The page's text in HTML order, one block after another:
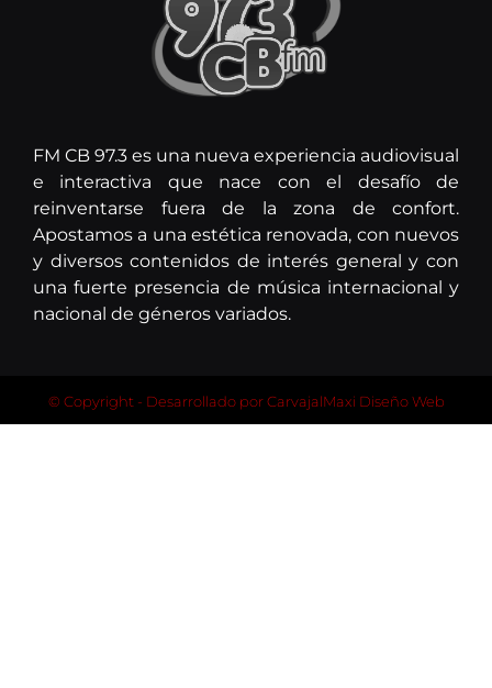
FM CB 97.3 es una nueva experiencia audiovisual
e interactiva que nace con el desafío de
reinventarse fuera de la zona de confort.
Apostamos a una estética renovada, con nuevos
y diversos contenidos de interés general y con
una fuerte presencia de música internacional y
nacional de géneros variados.
© Copyright - Desarrollado porCarvajalMaxi Diseño Web